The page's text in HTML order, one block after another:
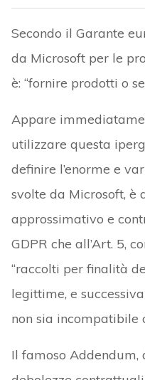
Secondo il Garante
da Microsoft per le
è: “fornire prodotti o
Appare
utilizzare questa
definire l’enorme e
svolte da Microsoft, è
approssimativo e
GDPR che all’Art. 5,
“raccolti per finalità
legittime, e
non sia incompatibile
Il famoso